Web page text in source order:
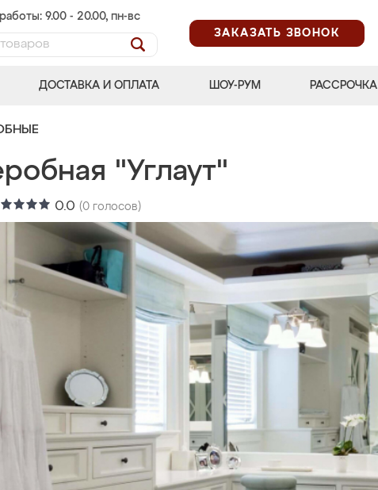
9.00 - 20.00, пн-вс
ЗАКАЗАТЬ ЗВОНОК
ДОСТАВКА И ОПЛАТА ШОУ-РУМ РАССРОЧКА
"Углаут"
0.0 (0 голосов)